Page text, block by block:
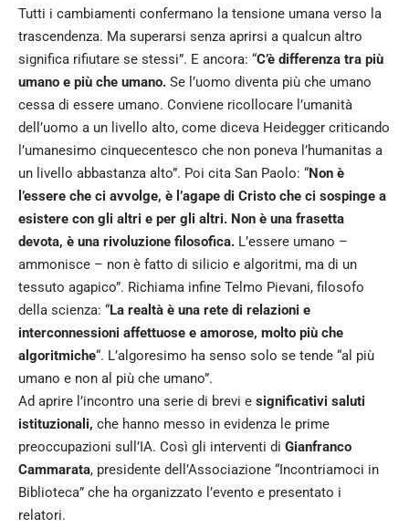
Tutti i cambiamenti confermano la tensione umana verso la
trascendenza. Ma superarsi senza aprirsi a qualcun altro
significa rifiutare se stessi”. E ancora: “C’è differenza tra più
umano e più che umano. Se l’uomo diventa più che umano
cessa di essere umano. Conviene ricollocare l’umanità
dell’uomo a un livello alto, come diceva Heidegger criticando
l’umanesimo cinquecentesco che non poneva l’humanitas a
un livello abbastanza alto”. Poi cita San Paolo: “Non è
l’essere che ci avvolge, è l’agape di Cristo che ci sospinge a
esistere con gli altri e per gli altri. Non è una frasetta
devota, è una rivoluzione filosofica. L’essere umano –
ammonisce – non è fatto di silicio e algoritmi, ma di un
tessuto agapico”. Richiama infine Telmo Pievani, filosofo
della scienza: “La realtà è una rete di relazioni e
interconnessioni affettuose e amorose, molto più che
algoritmiche“. L’algoresimo ha senso solo se tende “al più
umano e non al più che umano”.
Ad aprire l’incontro una serie di brevi e significativi saluti
istituzionali, che hanno messo in evidenza le prime
preoccupazioni sull’IA. Così gli interventi di Gianfranco
Cammarata, presidente dell’Associazione “Incontriamoci in
Biblioteca” che ha organizzato l’evento e presentato i
relatori.